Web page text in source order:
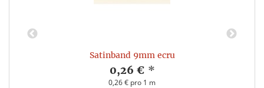
Satinband 9mm ecru
0,26 € *
0,26 € pro 1 m